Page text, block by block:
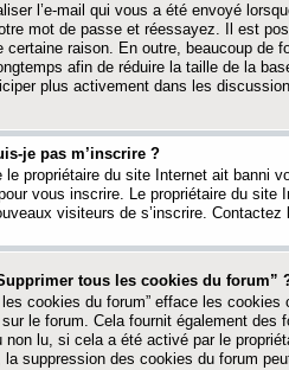
l’e-mail qui vous a été envoyé
mot de passe et réessayez. Il est
certaine raison. En outre, beaucoup de
afin de réduire la taille de la
plus activement dans les
je pas m’inscrire ?
le propriétaire du site Internet ait banni
vous inscrire. Le propriétaire du site
visiteurs de s’inscrire.
tous les cookies du forum”
les cookies du forum” efface les
le forum. Cela fournit également des
non lu, si cela a été activé par le
la suppression des cookies du forum